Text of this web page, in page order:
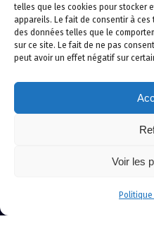
telles que les cookies pour stocker
appareils. Le fait de consentir à
des données telles que le
sur ce site. Le fait de ne pas
peut avoir un effet négatif sur
Voir les
Politique de
© Copyright 2024